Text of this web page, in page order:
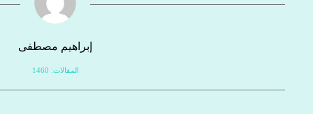
إبراهيم مصطفى
المقالات: 1460